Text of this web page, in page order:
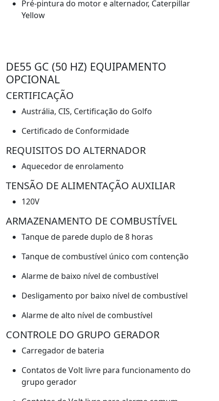
Pré-pintura do motor e alternador, Caterpillar
Yellow
DE55 GC (50 HZ) EQUIPAMENTO
OPCIONAL
CERTIFICAÇÃO
Austrália, CIS, Certificação do Golfo
Certificado de Conformidade
REQUISITOS DO ALTERNADOR
Aquecedor de enrolamento
TENSÃO DE ALIMENTAÇÃO AUXILIAR
120V
ARMAZENAMENTO DE COMBUSTÍVEL
Tanque de parede duplo de 8 horas
Tanque de combustível único com contenção
Alarme de baixo nível de combustível
Desligamento por baixo nível de combustível
Alarme de alto nível de combustível
CONTROLE DO GRUPO GERADOR
Carregador de bateria
Contatos de Volt livre para funcionamento do
grupo gerador